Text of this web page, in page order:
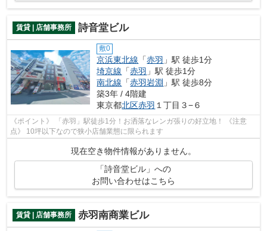
賃貸 | 店舗事務所 詩音堂ビル
敷0
京浜東北線 「赤羽 」駅 徒歩1分
埼京線 「赤羽 」駅 徒歩1分
南北線 「赤羽岩淵 」駅 徒歩8分
築3年 / 4階建
東京都北区赤羽 １丁目３−６
《ポイント》 「赤羽」駅徒歩1分！お洒落なレンガ張りの好立地！ 《注意
点》 10坪以下なので狭小店舗業態に限られます
現在空き物件情報がありません。
「詩音堂ビル」への
お問い合わせはこちら
賃貸 | 店舗事務所 赤羽南商業ビル